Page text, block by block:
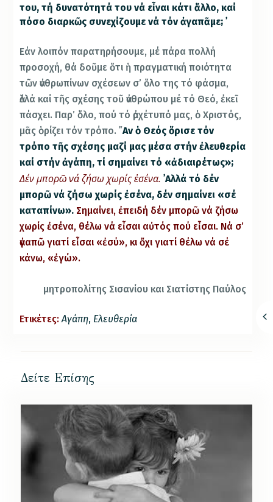
του, τή δυνατότητά του νά εἶναι κάτι ἄλλο, καί
πόσο διαρκῶς συνεχίζουμε νά τόν ἀγαπᾶμε; ᾿
Εάν λοιπόν παρατηρήσουμε, μέ πάρα πολλή
προσοχή, θά δοῦμε ὅτι ἡ πραγματική ποιότητα
τῶν ἀνθρωπίνων σχέσεων σ’ ὅλο της τό φάσμα,
ἀλλά καί τῆς σχέσης τοῦ ἀνθρώπου μέ τό Θεό, ἐκεῖ
πάσχει. Παρ’ ὅλο, πού τό ἀρχέτυπό μας, ὁ Χριστός,
μᾶς ὁρίζει τόν τρόπο. ῎Αν ὁ Θεός ὅρισε τόν
τρόπο τῆς σχέσης μαζί μας μέσα στήν ἐλευθερία
καί στήν ἀγάπη, τί σημαίνει τό «ἀδιαιρέτως»;
Δέν μπορῶ νά ζήσω χωρίς ἐσένα.᾿Αλλά τό δέν
μπορῶ νά ζήσω χωρίς ἐσένα, δέν σημαίνει «σέ
καταπίνω». Σημαίνει, ἐπειδή δέν μπορῶ νά ζήσω
χωρίς ἐσένα, θέλω νά εἶσαι αὐτός πού εἶσαι. Νά σ’
ἀγαπῶ γιατί εἶσαι «ἐσύ», κι ὄχι γιατί θέλω νά σέ
κάνω, «ἐγώ».
μητροπολίτης Σισανίου και Σιατίστης Παύλος
Ετικέτες: Αγάπη, Ελευθερία
Δείτε Επίσης